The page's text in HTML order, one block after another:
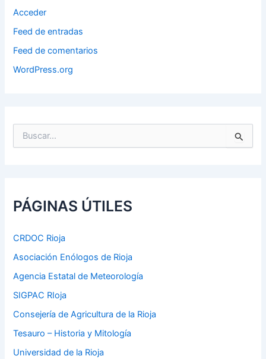
Acceder
Feed de entradas
Feed de comentarios
WordPress.org
p
o
:
PÁGINAS ÚTILES
CRDOC Rioja
Asociación Enólogos de Rioja
Agencia Estatal de Meteorología
SIGPAC RIoja
Consejería de Agricultura de la Rioja
Tesauro – Historia y Mitología
Universidad de la Rioja